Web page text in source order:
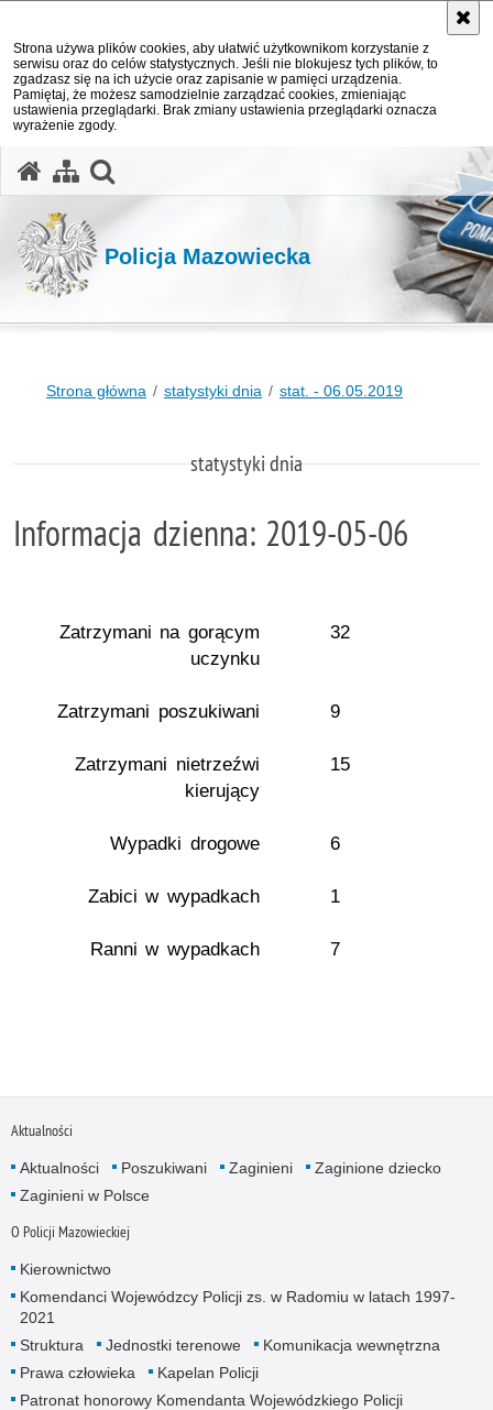
Strona używa plików cookies, aby ułatwić użytkownikom korzystanie z
serwisu oraz do celów statystycznych. Jeśli nie blokujesz tych plików, to
zgadzasz się na ich użycie oraz zapisanie w pamięci urządzenia.
Pamiętaj, że możesz samodzielnie zarządzać cookies, zmieniając
ustawienia przeglądarki. Brak zmiany ustawienia przeglądarki oznacza
wyrażenie zgody.
Policja Mazowiecka
Strona główna statystyki dnia stat. - 06.05.2019
statystyki dnia
Informacja dzienna: 2019-05-06
Zatrzymani na gorącym
uczynku
32
Zatrzymani poszukiwani 9
Zatrzymani nietrzeźwi
kierujący
15
Wypadki drogowe 6
Zabici w wypadkach 1
Ranni w wypadkach 7
Aktualności
Aktualności Poszukiwani Zaginieni
Zaginione dziecko
Zaginieni w Polsce
O Policji Mazowieckiej
Kierownictwo
Komendanci Wojewódzcy Policji zs. w Radomiu w latach 1997-
2021
Struktura
Jednostki terenowe
Komunikacja wewnętrzna
Prawa człowieka
Kapelan Policji
Patronat honorowy Komendanta Wojewódzkiego Policji